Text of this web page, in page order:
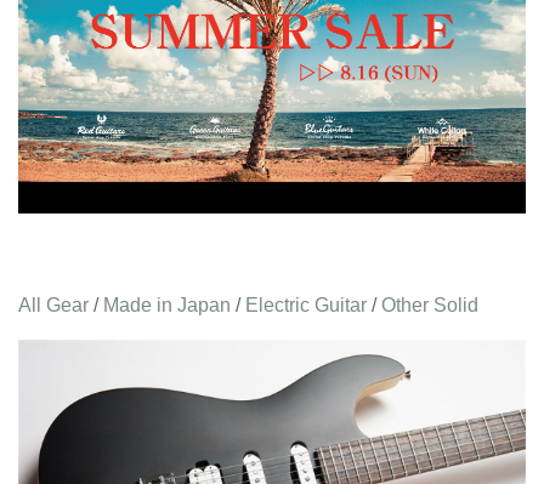
All Gear / Made in Japan / Electric Guitar /Other Solid